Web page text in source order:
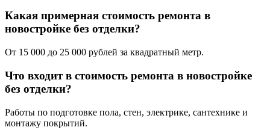
Какая примерная стоимость ремонта в
новостройке без отделки?
От 15 000 до 25 000 рублей за квадратный метр.
Что входит в стоимость ремонта в новостройке
без отделки?
Работы по подготовке пола, стен, электрике, сантехнике и
монтажу покрытий.